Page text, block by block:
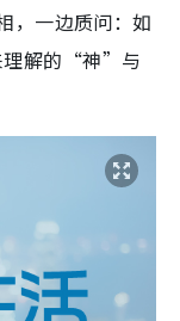
，一边质问：如
理解的“神”与